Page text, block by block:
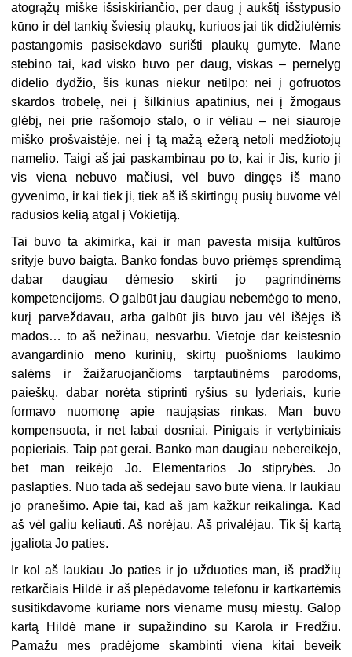
atogrąžų miške išsiskiriančio, per daug į aukštį išstypusio
kūno ir dėl tankių šviesių plaukų, kuriuos jai tik didžiulėmis
pastangomis pasisekdavo surišti plaukų gumyte. Mane
stebino tai, kad visko buvo per daug, viskas – pernelyg
didelio dydžio, šis kūnas niekur netilpo: nei į gofruotos
skardos trobelę, nei į šilkinius apatinius, nei į žmogaus
glėbį, nei prie rašomojo stalo, o ir vėliau – nei siauroje
miško prošvaistėje, nei į tą mažą ežerą netoli medžiotojų
namelio. Taigi aš jai paskambinau po to, kai ir Jis, kurio ji
vis viena nebuvo mačiusi, vėl buvo dingęs iš mano
gyvenimo, ir kai tiek ji, tiek aš iš skirtingų pusių buvome vėl
radusios kelią atgal į Vokietiją.
Tai buvo ta akimirka, kai ir man pavesta misija kultūros
srityje buvo baigta. Banko fondas buvo priėmęs sprendimą
dabar daugiau dėmesio skirti jo pagrindinėms
kompetencijoms. O galbūt jau daugiau nebemėgo to meno,
kurį parveždavau, arba galbūt jis buvo jau vėl išėjęs iš
mados… to aš nežinau, nesvarbu. Vietoje dar keistesnio
avangardinio meno kūrinių, skirtų puošnioms laukimo
salėms ir žaižaruojančioms tarptautinėms parodoms,
paieškų, dabar norėta stiprinti ryšius su lyderiais, kurie
formavo nuomonę apie naująsias rinkas. Man buvo
kompensuota, ir net labai dosniai. Pinigais ir vertybiniais
popieriais. Taip pat gerai. Banko man daugiau nebereikėjo,
bet man reikėjo Jo. Elementarios Jo stiprybės. Jo
paslapties. Nuo tada aš sėdėjau savo bute viena. Ir laukiau
jo pranešimo. Apie tai, kad aš jam kažkur reikalinga. Kad
aš vėl galiu keliauti. Aš norėjau. Aš privalėjau. Tik šį kartą
įgaliota Jo paties.
Ir kol aš laukiau Jo paties ir jo užduoties man, iš pradžių
retkarčiais Hildė ir aš plepėdavome telefonu ir kartkartėmis
susitikdavome kuriame nors viename mūsų miestų. Galop
kartą Hildė mane ir supažindino su Karola ir Fredžiu.
Pamažu mes pradėjome skambinti viena kitai beveik